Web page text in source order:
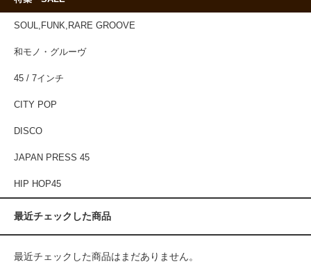
SOUL,FUNK,RARE GROOVE
和モノ・グルーヴ
45 / 7インチ
CITY POP
DISCO
JAPAN PRESS 45
HIP HOP45
最近チェックした商品
最近チェックした商品はまだありません。